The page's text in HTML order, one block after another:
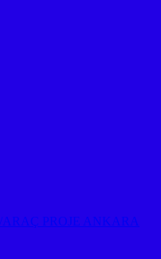
PROJE ANKARA